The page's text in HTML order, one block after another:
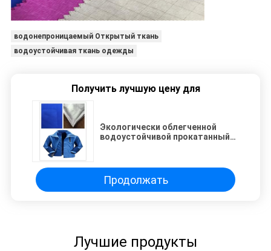
водонепроницаемый Открытый ткань
водоустойчивая ткань одежды
Получить лучшую цену для
Экологически облегченной
водоустойчивой прокатанный
Продолжать
Лучшие продукты